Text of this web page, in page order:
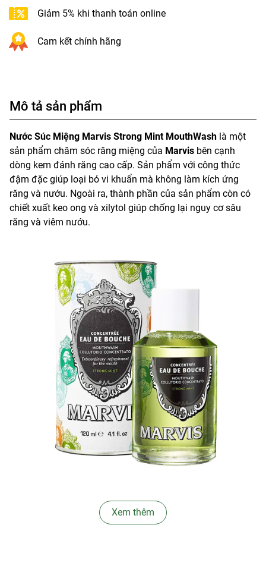
Giảm 5% khi thanh toán online
Cam kết chính hãng
Mô tả sản phẩm
Nước Súc Miệng Marvis Strong Mint MouthWash là một
sản phẩm chăm sóc răng miệng của Marvis bên cạnh
dòng kem đánh răng cao cấp. Sản phẩm với công thức
đậm đặc giúp loại bỏ vi khuẩn mà không làm kích ứng
răng và nướu. Ngoài ra, thành phần của sản phẩm còn có
chiết xuất keo ong và xilytol giúp chống lại nguy cơ sâu
răng và viêm nướu.
- Loại bỏ mùi hôi miệng, mang đến một trải nghiệm về mùi
Xem thêm